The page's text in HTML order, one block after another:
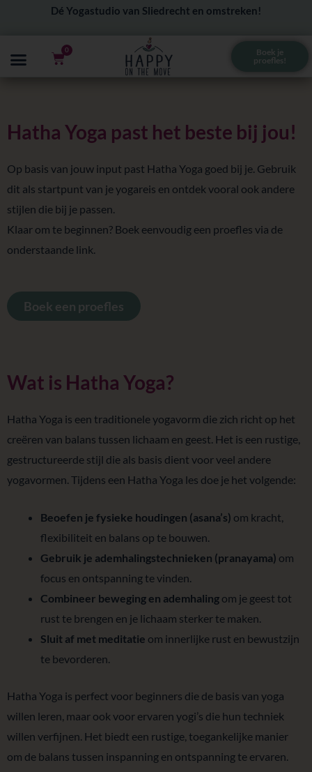
de
Dé Yogastudio van Sliedrecht en omstreken!
Boek je
proefles!
0
Winkelwagen
Hatha Yoga past het beste bij jou!
Op basis van jouw input past Hatha Yoga goed bij je. Gebruik
dit als startpunt van je yogareis en ontdek vooral ook andere
stijlen die bij je passen.
Klaar om te beginnen? Boek eenvoudig een proefles via de
onderstaande link.
Boek een proefles
Wat is Hatha Yoga?
Hatha Yoga is een traditionele yogavorm die zich richt op het
creëren van balans tussen lichaam en geest. Het is een rustige,
gestructureerde stijl die als basis dient voor veel andere
yogavormen. Tijdens een Hatha Yoga les doe je het volgende:
Beoefen je fysieke houdingen (asana’s) om kracht,
flexibiliteit en balans op te bouwen.
Gebruik je ademhalingstechnieken (pranayama) om
focus en ontspanning te vinden.
Combineer beweging en ademhaling om je geest tot
rust te brengen en je lichaam sterker te maken.
Sluit af met meditatie om innerlijke rust en bewustzijn
te bevorderen.
Hatha Yoga is perfect voor beginners die de basis van yoga
willen leren, maar ook voor ervaren yogi’s die hun techniek
willen verfijnen. Het biedt een rustige, toegankelijke manier
om de balans tussen inspanning en ontspanning te ervaren.